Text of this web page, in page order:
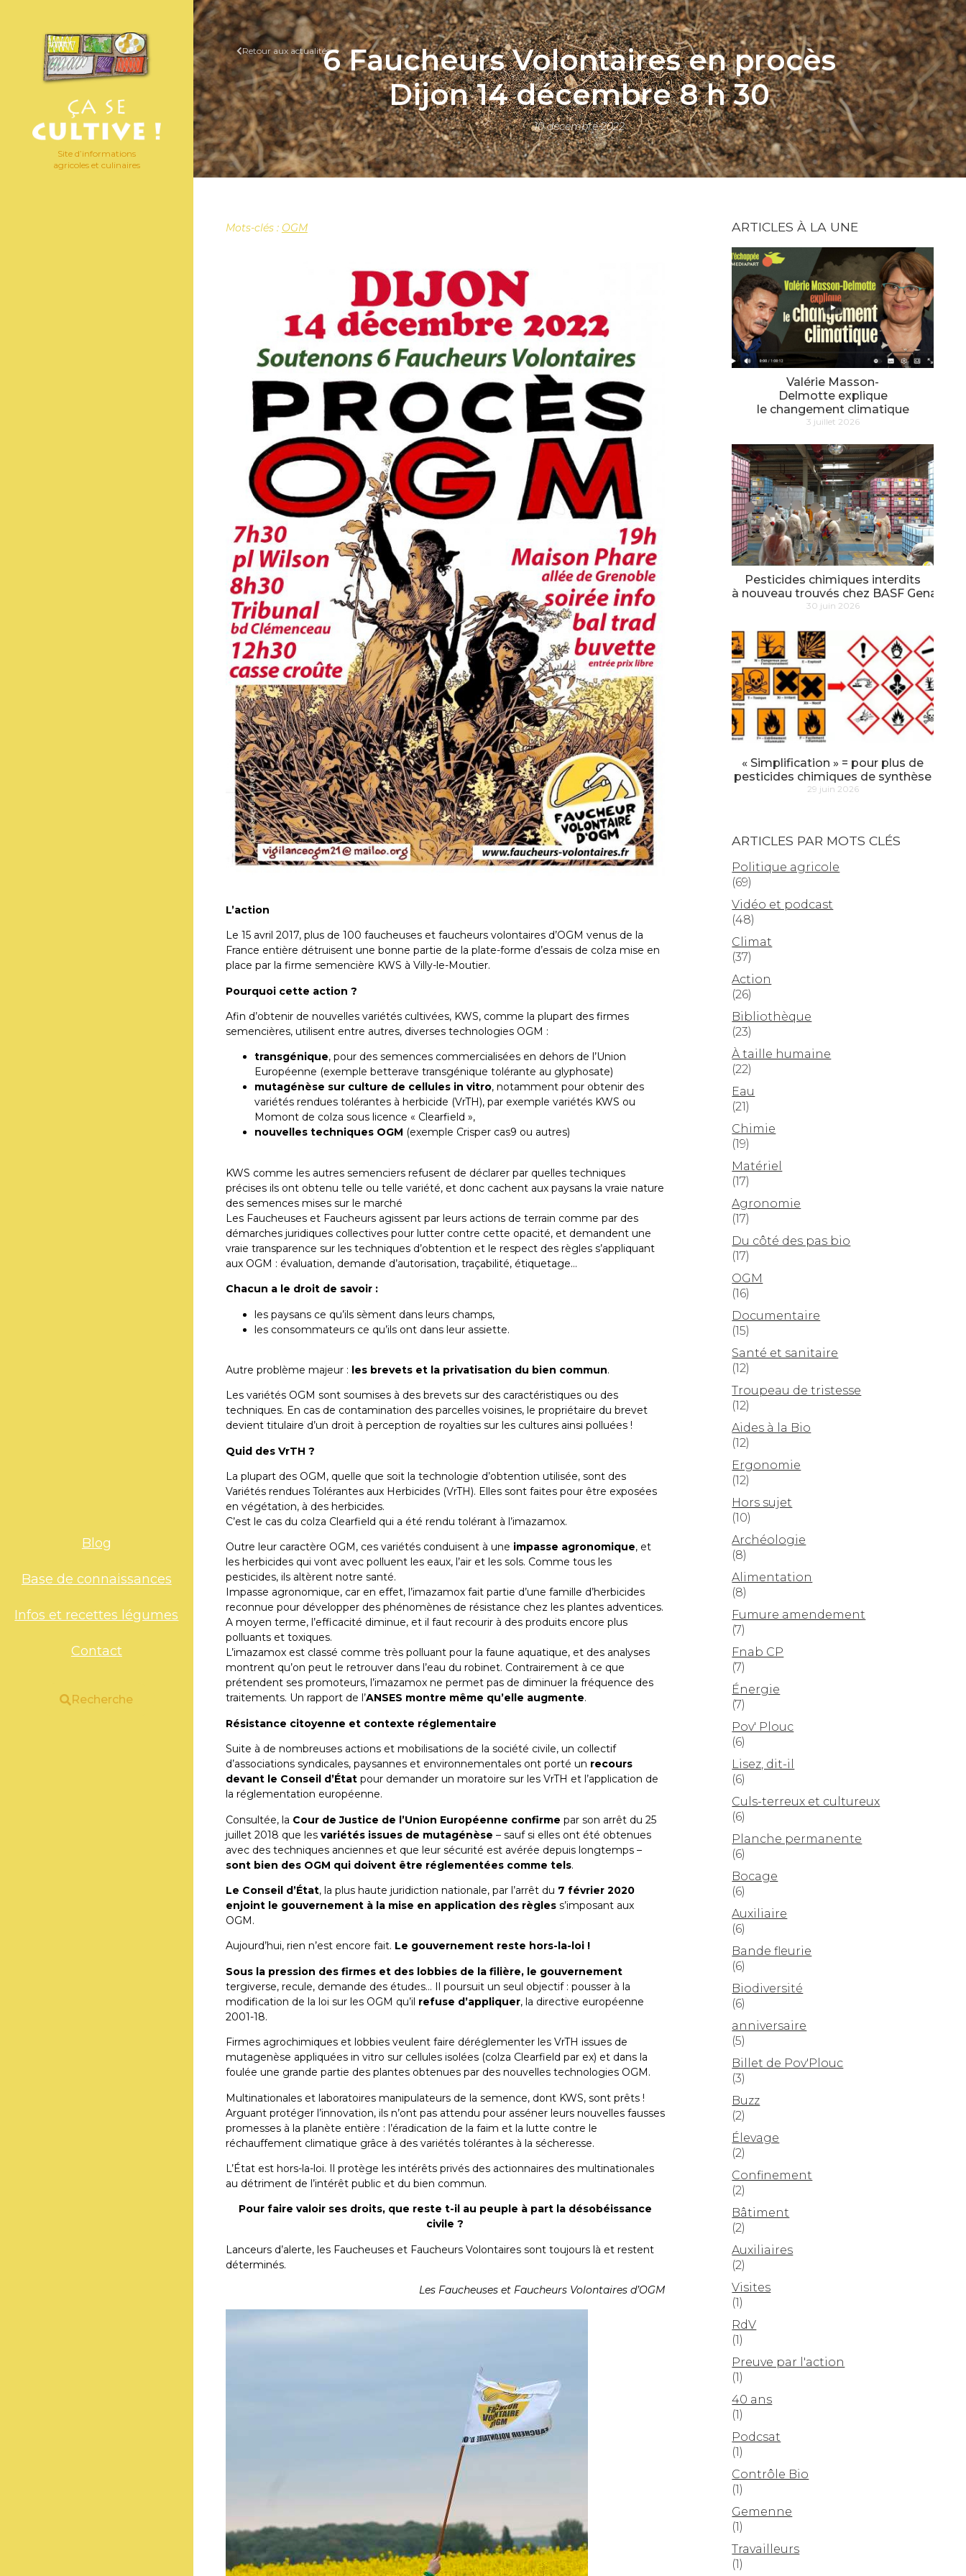
Site d’informations
agricoles et culinaires
Blog
Base de connaissances
Infos et recettes légumes
Contact
Recherche
Retour aux actualités6 Faucheurs Volontaires en procès
Dijon 14 décembre 8 h 30
10 décembre 2022
Mots-clés : OGM
L’action
Le 15 avril 2017, plus de 100 faucheuses et faucheurs volontaires d’OGM venus de la
France entière détruisent une bonne partie de la plate-forme d’essais de colza mise en
place par la firme semencière KWS à Villy-le-Moutier.
Pourquoi cette action ?
Afin d’obtenir de nouvelles variétés cultivées, KWS, comme la plupart des firmes
semencières, utilisent entre autres, diverses technologies OGM :
transgénique, pour des semences commercialisées en dehors de l’Union
Européenne (exemple betterave transgénique tolérante au glyphosate)
mutagénèse sur culture de cellules in vitro, notamment pour obtenir des
variétés rendues tolérantes à herbicide (VrTH), par exemple variétés KWS ou
Momont de colza sous licence « Clearfield »,
nouvelles techniques OGM (exemple Crisper cas9 ou autres)
KWS comme les autres semenciers refusent de déclarer par quelles techniques
précises ils ont obtenu telle ou telle variété, et donc cachent aux paysans la vraie nature
des semences mises sur le marché
Les Faucheuses et Faucheurs agissent par leurs actions de terrain comme par des
démarches juridiques collectives pour lutter contre cette opacité, et demandent une
vraie transparence sur les techniques d’obtention et le respect des règles s’appliquant
aux OGM : évaluation, demande d’autorisation, traçabilité, étiquetage…
Chacun a le droit de savoir :
les paysans ce qu’ils sèment dans leurs champs,
les consommateurs ce qu’ils ont dans leur assiette.
Autre problème majeur : les brevets et la privatisation du bien commun.
Les variétés OGM sont soumises à des brevets sur des caractéristiques ou des
techniques. En cas de contamination des parcelles voisines, le propriétaire du brevet
devient titulaire d’un droit à perception de royalties sur les cultures ainsi polluées !
Quid des VrTH ?
La plupart des OGM, quelle que soit la technologie d’obtention utilisée, sont des
Variétés rendues Tolérantes aux Herbicides (VrTH). Elles sont faites pour être exposées
en végétation, à des herbicides.
C’est le cas du colza Clearfield qui a été rendu tolérant à l’imazamox.
Outre leur caractère OGM, ces variétés conduisent à une impasse agronomique, et
les herbicides qui vont avec polluent les eaux, l’air et les sols. Comme tous les
pesticides, ils altèrent notre santé.
Impasse agronomique, car en effet, l’imazamox fait partie d’une famille d’herbicides
reconnue pour développer des phénomènes de résistance chez les plantes adventices.
A moyen terme, l’efficacité diminue, et il faut recourir à des produits encore plus
polluants et toxiques.
L’imazamox est classé comme très polluant pour la faune aquatique, et des analyses
montrent qu’on peut le retrouver dans l’eau du robinet. Contrairement à ce que
prétendent ses promoteurs, l’imazamox ne permet pas de diminuer la fréquence des
traitements. Un rapport de l’ANSES montre même qu’elle augmente.
Résistance citoyenne et contexte réglementaire
Suite à de nombreuses actions et mobilisations de la société civile, un collectif
d’associations syndicales, paysannes et environnementales ont porté un recours
devant le Conseil d’Étatpour demander un moratoire sur les VrTH et l’application de
la réglementation européenne.
Consultée, la Cour de Justice de l’Union Européenne confirme par son arrêt du 25
juillet 2018 que les variétés issues de mutagénèse – sauf si elles ont été obtenues
avec des techniques anciennes et que leur sécurité est avérée depuis longtemps –
sont bien des OGM qui doivent être réglementées comme tels.
Le Conseil d’État, la plus haute juridiction nationale, par l’arrêt du 7 février 2020
enjoint le gouvernement à la mise en application des règless’imposant aux
OGM.
Aujourd’hui, rien n’est encore fait. Le gouvernement reste hors-la-loi !
Sous la pression des firmes et des lobbies de la filière, le gouvernement
tergiverse, recule, demande des études… Il poursuit un seul objectif : pousser à la
modification de la loi sur les OGM qu’il refuse d’appliquer, la directive européenne
2001-18.
Firmes agrochimiques et lobbies veulent faire déréglementer les VrTH issues de
mutagenèse appliquées in vitro sur cellules isolées (colza Clearfield par ex) et dans la
foulée une grande partie des plantes obtenues par des nouvelles technologies OGM.
Multinationales et laboratoires manipulateurs de la semence, dont KWS, sont prêts !
Arguant protéger l’innovation, ils n’ont pas attendu pour asséner leurs nouvelles fausses
promesses à la planète entière : l’éradication de la faim et la lutte contre le
réchauffement climatique grâce à des variétés tolérantes à la sécheresse.
L’État est hors-la-loi. Il protège les intérêts privés des actionnaires des multinationales
au détriment de l’intérêt public et du bien commun.
Pour faire valoir ses droits, que reste t-il au peuple à part la désobéissance
civile ?
Lanceurs d’alerte, les Faucheuses et Faucheurs Volontaires sont toujours là et restent
déterminés.
Les Faucheuses et Faucheurs Volontaires d’OGM
ARTICLES À LA UNE
Valérie Masson-
Delmotte explique
le changement climatique
3 juillet 2026
Pesticides chimiques interdits
à nouveau trouvés chez BASF Genay
30 juin 2026
« Simplification » = pour plus de
pesticides chimiques de synthèse
29 juin 2026
ARTICLES PAR MOTS CLÉS
Politique agricole
(69)
Vidéo et podcast
(48)
Climat
(37)
Action
(26)
Bibliothèque
(23)
À taille humaine
(22)
Eau
(21)
Chimie
(19)
Matériel
(17)
Agronomie
(17)
Du côté des pas bio
(17)
OGM
(16)
Documentaire
(15)
Santé et sanitaire
(12)
Troupeau de tristesse
(12)
Aides à la Bio
(12)
Ergonomie
(12)
Hors sujet
(10)
Archéologie
(8)
Alimentation
(8)
Fumure amendement
(7)
Fnab CP
(7)
Énergie
(7)
Pov' Plouc
(6)
Lisez, dit-il
(6)
Culs-terreux et cultureux
(6)
Planche permanente
(6)
Bocage
(6)
Auxiliaire
(6)
Bande fleurie
(6)
Biodiversité
(6)
anniversaire
(5)
Billet de Pov'Plouc
(3)
Buzz
(2)
Élevage
(2)
Confinement
(2)
Bâtiment
(2)
Auxiliaires
(2)
Visites
(1)
RdV
(1)
Preuve par l'action
(1)
40 ans
(1)
Podcsat
(1)
Contrôle Bio
(1)
Gemenne
(1)
Travailleurs
(1)